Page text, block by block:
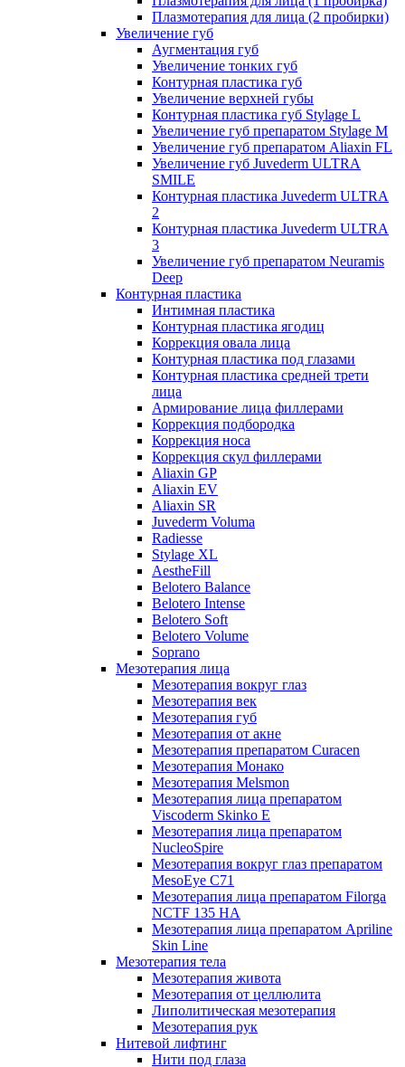
Плазмотерапия для лица (2 пробирки)
Увеличение губ
Аугментация губ
Увеличение тонких губ
Контурная пластика губ
Увеличение верхней губы
Контурная пластика губ Stylage L
Увеличение губ препаратом Stylage M
Увеличение губ препаратом Aliaxin FL
Увеличение губ Juvederm ULTRA
SMILE
Контурная пластика Juvederm ULTRA
2
Контурная пластика Juvederm ULTRA
3
Увеличение губ препаратом Neuramis
Deep
Контурная пластика
Интимная пластика
Контурная пластика ягодиц
Коррекция овала лица
Контурная пластика под глазами
Контурная пластика средней трети
лица
Армирование лица филлерами
Коррекция подбородка
Коррекция носа
Коррекция скул филлерами
Aliaxin GP
Aliaxin EV
Aliaxin SR
Juvederm Voluma
Radiesse
Stylage XL
AestheFill
Belotero Balance
Belotero Intense
Belotero Soft
Belotero Volume
Soprano
Мезотерапия лица
Мезотерапия вокруг глаз
Мезотерапия век
Мезотерапия губ
Мезотерапия от акне
Мезотерапия препаратом Curacen
Мезотерапия Монако
Мезотерапия Melsmon
Мезотерапия лица препаратом
Viscoderm Skinko E
Мезотерапия лица препаратом
NucleoSpire
Мезотерапия вокруг глаз препаратом
MesoEye С71
Мезотерапия лица препаратом Filorga
NCTF 135 HA
Мезотерапия лица препаратом Apriline
Skin Line
Мезотерапия тела
Мезотерапия живота
Мезотерапия от целлюлита
Липолитическая мезотерапия
Мезотерапия рук
Нитевой лифтинг
Нити под глаза